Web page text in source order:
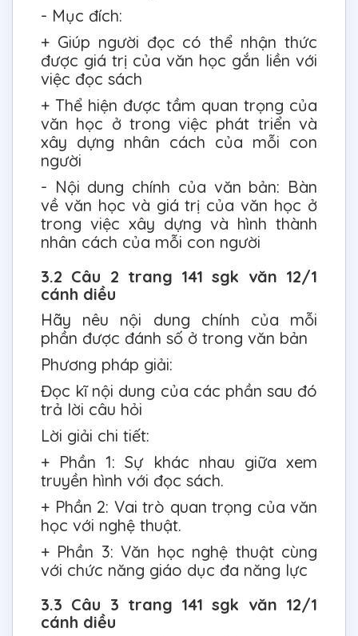
- Mục đích:
+ Giúp người đọc có thể nhận thức
được giá trị của văn học gắn liền với
việc đọc sách
+ Thể hiện được tầm quan trọng của
văn học ở trong việc phát triển và
xây dựng nhân cách của mỗi con
người
- Nội dung chính của văn bản: Bàn
về văn học và giá trị của văn học ở
trong việc xây dựng và hình thành
nhân cách của mỗi con người
3.2 Câu 2 trang 141 sgk văn 12/1
cánh diều
Hãy nêu nội dung chính của mỗi
phần được đánh số ở trong văn bản
Phương pháp giải:
Đọc kĩ nội dung của các phần sau đó
trả lời câu hỏi
Lời giải chi tiết:
+ Phần 1: Sự khác nhau giữa xem
truyền hình với đọc sách.
+ Phần 2: Vai trò quan trọng của văn
học với nghệ thuật.
+ Phần 3: Văn học nghệ thuật cùng
với chức năng giáo dục đa năng lực
3.3 Câu 3 trang 141 sgk văn 12/1
cánh diều